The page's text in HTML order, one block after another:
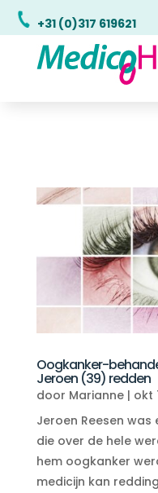
+31 (0)317 619621
Oogkanker-
Jeroen (39) redden
door Marianne| okt
Jeroen Reesen
die over de hele
hem oogkanker
medicijn kan